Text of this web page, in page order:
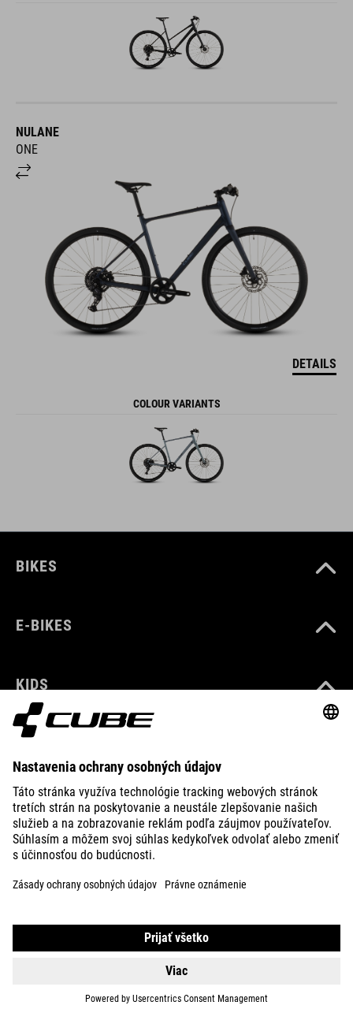
NULANE
ONE
DETAILS
COLOUR VARIANTS
BIKES
E-BIKES
KIDS
GEAR
EQUIPMENT
SUPPORT
ABOUT US